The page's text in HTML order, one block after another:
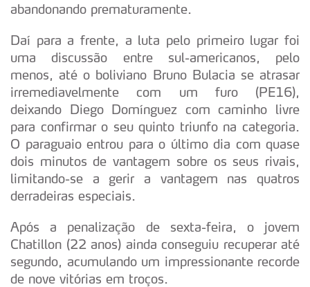
abandonando prematuramente.
Daí para a frente, a luta pelo primeiro lugar foi
uma discussão entre sul-americanos, pelo
menos, até o boliviano Bruno Bulacia se atrasar
irremediavelmente com um furo (PE16),
deixando Diego Domínguez com caminho livre
para confirmar o seu quinto triunfo na categoria.
O paraguaio entrou para o último dia com quase
dois minutos de vantagem sobre os seus rivais,
limitando-se a gerir a vantagem nas quatros
derradeiras especiais.
Após a penalização de sexta-feira, o jovem
Chatillon (22 anos) ainda conseguiu recuperar até
segundo, acumulando um impressionante recorde
de nove vitórias em troços.